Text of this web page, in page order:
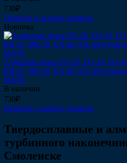
730₽
Перейти к выбору размера
Новинка
Алмазные боры FO-28, FO-34, FO-
BR-47, BR-50, EX-48, EX-49
MANI
В наличии
730₽
Перейти к выбору размера
Твердосплавные и
турбинного
Смоленске